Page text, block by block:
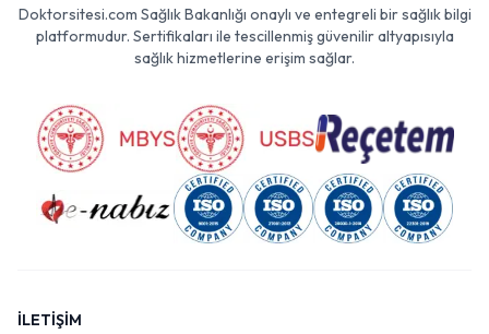
Doktorsitesi.com Sağlık Bakanlığı onaylı ve entegreli bir sağlık bilgi
platformudur. Sertifikaları ile tescillenmiş güvenilir altyapısıyla
sağlık hizmetlerine erişim sağlar.
İLETİŞİM